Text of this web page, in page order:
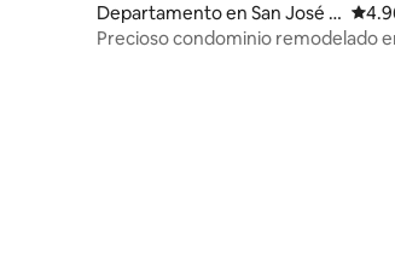
Departamento en San José d
el Cabo
Precioso condominio remodelado